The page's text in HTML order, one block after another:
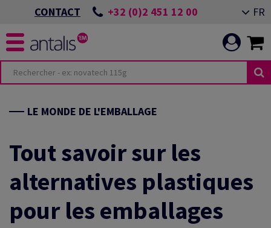
CONTACT +32 (0)2 451 12 00 FR
BUREAU
PERFORMANCE
GIESSEN
LE MONDE DE L'EMBALLAGE
Tout savoir sur les
alternatives plastiques
pour les emballages